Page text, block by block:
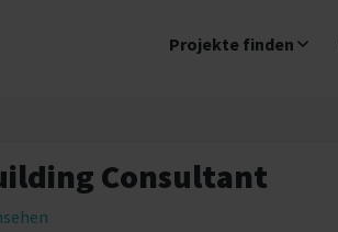
Projekte finden
Consultant